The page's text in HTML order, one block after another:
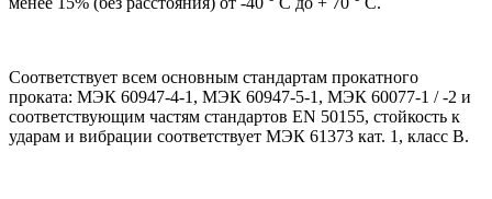
Соответствует всем основным стандартам прокатного
проката: МЭК 60947-4-1, МЭК 60947-5-1, МЭК 60077-1 / -2 и
соответствующим частям стандартов EN 50155, стойкость к
ударам и вибрации соответствует МЭК 61373 кат. 1, класс B.